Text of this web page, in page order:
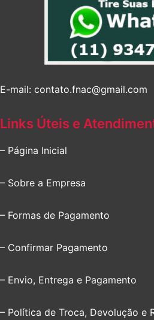
E-mail: contato.fnac@gmail.com
Links Úteis e
– Página Inicial
– Sobre a Empresa
– Formas de Pagamento
– Confirmar Pagamento
– Envio, Entrega e Pagamento
– Política de Troca, Devolução e